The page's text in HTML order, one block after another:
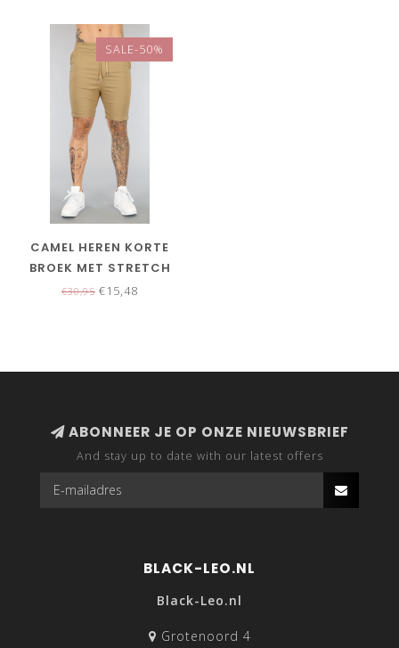
SALE-50%
CAMEL HEREN KORTE
BROEK MET STRETCH
€30,95 €15,48
ABONNEER JE OP ONZE NIEUWSBRIEF
And stay up to date with our latest offers
BLACK-LEO.NL
Black-Leo.nl
Grotenoord 4